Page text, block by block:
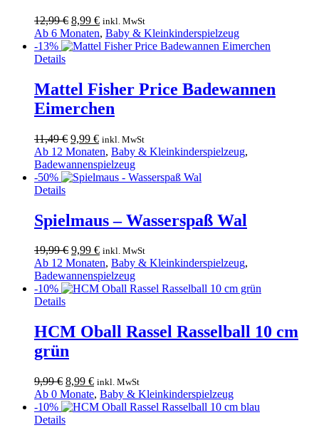
12,99€ Ursprünglicher
Preis
war:
8,99 €Aktueller
Preis
ist:
inkl. MwSt
Ab 6 Monaten, Baby & Kleinkinderspielzeug
-13%
Details
Mattel Fisher Price Badewannen
Eimerchen
11,49€ Ursprünglicher
Preis
war:
11,49 €
9,99 €Aktueller
Preis
ist:
9,99 €.
inkl. MwSt
Ab 12 Monaten, Baby & Kleinkinderspielzeug,
Badewannenspielzeug
-50%
Details
Spielmaus – Wasserspaß Wal
19,99€ Ursprünglicher
Preis
war:
19,99 €
9,99 €Aktueller
Preis
ist:
9,99 €.
inkl. MwSt
Ab 12 Monaten, Baby & Kleinkinderspielzeug,
Badewannenspielzeug
-10%
Details
HCM Oball Rassel Rasselball 10 cm
grün
9,99€ Ursprünglicher
Preis
war:
9,99 €
8,99 €Aktueller
Preis
ist:
inkl. MwSt
Ab 0 Monate, Baby & Kleinkinderspielzeug
-10%
Details